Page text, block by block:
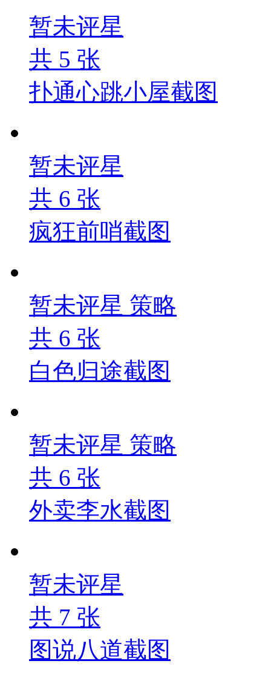
暂未评星
共 5 张
扑通心跳小屋截图
暂未评星
共 6 张
疯狂前哨截图
暂未评星 策略
共 6 张
白色归途截图
暂未评星 策略
共 6 张
外卖李水截图
暂未评星
共 7 张
图说八道截图